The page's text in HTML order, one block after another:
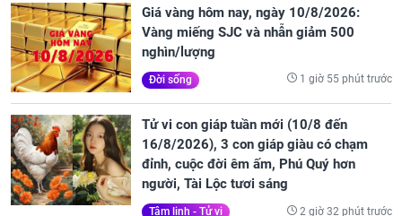
Giá vàng hôm nay, ngày 10/8/2026:
Vàng miếng SJC và nhẫn giảm 500
nghìn/lượng
Đời sống 1 giờ 55 phút trước
Tử vi con giáp tuần mới (10/8 đến
16/8/2026), 3 con giáp giàu có chạm
đỉnh, cuộc đời êm ấm, Phú Quý hơn
người, Tài Lộc tươi sáng
Tâm linh - Tử vi 2 giờ 32 phút trước